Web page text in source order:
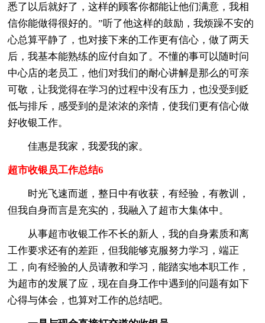
悉了以后就好了，这样的顾客你都能让他们满意，我相
信你能做得很好的。”听了他这样的鼓励，我烦躁不安的
心总算平静了，也对接下来的工作更有信心，做了两天
后，我基本能熟练的应付自如了。不懂的事可以随时问
中心店的老员工，他们对我们的耐心讲解是那么的可亲
可敬，让我觉得在学习的过程中没有压力，也没受到贬
低与排斥，感受到的是浓浓的亲情，使我们更有信心做
好收银工作。
佳惠是我家，我爱我的家。
超市收银员工作总结6
时光飞速而逝，整日中有收获，有经验，有教训，
但我自身而言是充实的，我融入了超市大集体中。
从事超市收银工作不长的新人，我的自身素质和离
工作要求还有的差距，但我能够克服努力学习，端正
工，向有经验的人员请教和学习，能踏实地本职工作，
为超市的发展了应，现在自身工作中遇到的问题有如下
心得与体会，也算对工作的总结吧。